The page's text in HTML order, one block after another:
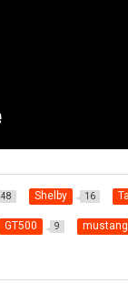
48 Shelby 16
GT500 9 mustang